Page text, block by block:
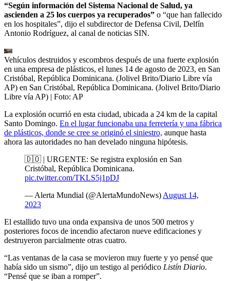
“Según información del Sistema Nacional de Salud, ya
ascienden a 25 los cuerpos ya recuperados” o “que han fallecido
en los hospitales”, dijo el subdirector de Defensa Civil, Delfín
Antonio Rodríguez, al canal de noticias SIN.
Vehículos destruidos y escombros después de una fuerte explosión
en una empresa de plásticos, el lunes 14 de agosto de 2023, en San
Cristóbal, República Dominicana. (Jolivel Brito/Diario Libre vía
AP) en San Cristóbal, República Dominicana. (Jolivel Brito/Diario
Libre vía AP) | Foto: AP
La explosión ocurrió en esta ciudad, ubicada a 24 km de la capital
Santo Domingo. En el lugar funcionaba una ferretería y una fábrica
de plásticos, donde se cree se originó el siniestro, aunque hasta
ahora las autoridades no han develado ninguna hipótesis.
🇩🇴 | URGENTE: Se registra explosión en San
Cristóbal, República Dominicana.
pic.twitter.com/TKLS5j1pDJ
— Alerta Mundial (@AlertaMundoNews) August 14,
2023
El estallido tuvo una onda expansiva de unos 500 metros y
posteriores focos de incendio afectaron nueve edificaciones y
destruyeron parcialmente otras cuatro.
“Las ventanas de la casa se movieron muy fuerte y yo pensé que
había sido un sismo”, dijo un testigo al periódico Listín Diario.
“Pensé que se iban a romper”.